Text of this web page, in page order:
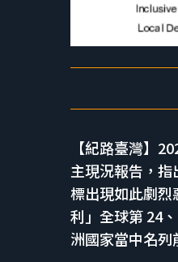
【紀路臺灣】
主現況報告，
標出現如此劇
利」全球第 24
洲國家當中名列